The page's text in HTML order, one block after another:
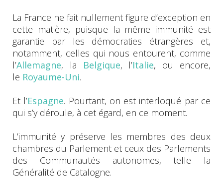
La France ne fait nullement figure d’exception en
cette matière, puisque la même immunité est
garantie par les démocraties étrangères et,
notamment, celles qui nous entourent, comme
l’Allemagne, la Belgique, l’Italie, ou encore,
le Royaume-Uni.
Et l’Espagne. Pourtant, on est interloqué par ce
qui s’y déroule, à cet égard, en ce moment.
L’immunité y préserve les membres des deux
chambres du Parlement et ceux des Parlements
des Communautés autonomes, telle la
Généralité de Catalogne.